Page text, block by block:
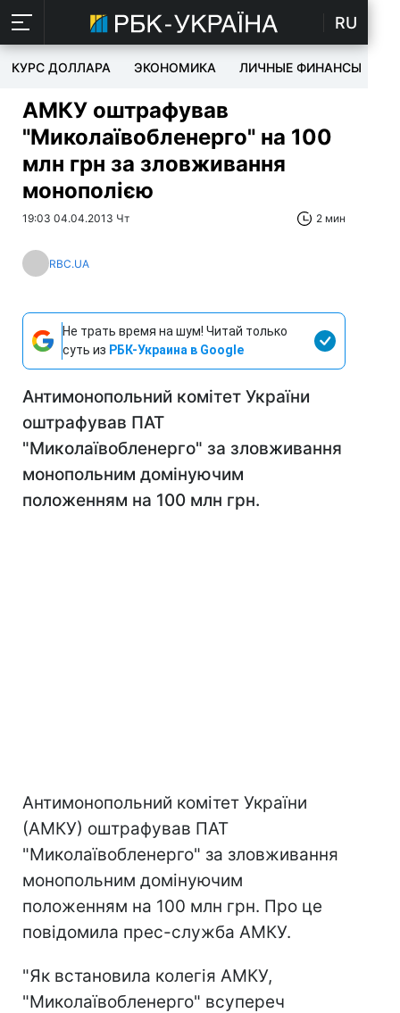
RU
КУРС ДОЛЛАРА ЭКОНОМИКА ЛИЧНЫЕ ФИНАНСЫ
АМКУ оштрафував
"Миколаївобленерго" на 100
млн грн за зловживання
монополією
19:03 04.04.2013 Чт 2 мин
RBC.UA
Не трать время на шум! Читай только
суть из РБК-Украина в Google
Антимонопольний комітет України
оштрафував ПАТ
"Миколаївобленерго" за зловживання
монопольним домінуючим
положенням на 100 млн грн.
Антимонопольний комітет України
(АМКУ) оштрафував ПАТ
"Миколаївобленерго" за зловживання
монопольним домінуючим
положенням на 100 млн грн. Про це
повідомила прес-служба АМКУ.
"Як встановила колегія АМКУ,
"Миколаївобленерго" всупереч